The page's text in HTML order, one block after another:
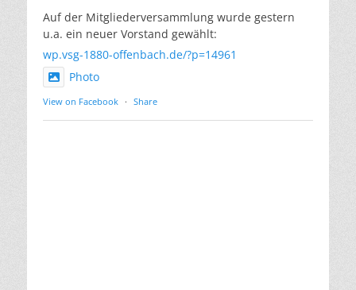
Auf der Mitgliederversammlung wurde gestern
u.a. ein neuer Vorstand gewählt:
wp.vsg-1880-offenbach.de/?p=14961
Photo
View on Facebook · Share